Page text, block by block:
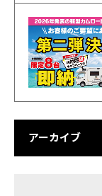
アーカイブ